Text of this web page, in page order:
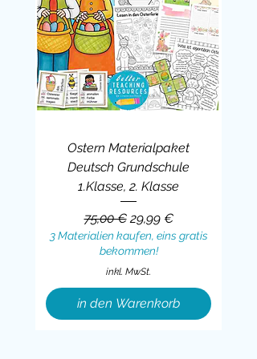
Ostern Materialpaket
Deutsch Grundschule
1.Klasse, 2. Klasse
Standardpreis
75,00 € Sale-Preis
29,99 €
3 Materialien kaufen, eins gratis
bekommen!
inkl. MwSt.
in den Warenkorb